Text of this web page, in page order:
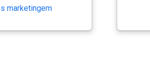
marketingem